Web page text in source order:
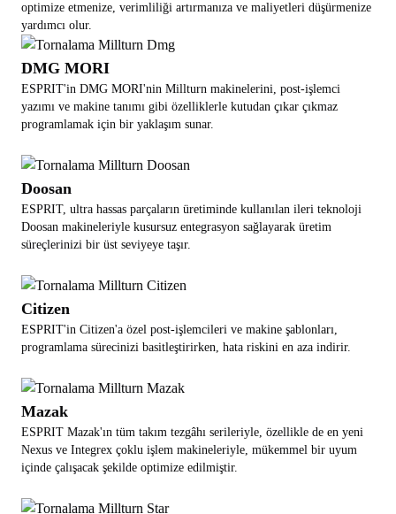
optimize etmenize, verimliliği artırmanıza ve maliyetleri düşürmenize
yardımcı olur.
DMG MORI
ESPRIT'in DMG MORI'nin Millturn makinelerini, post-işlemci
yazımı ve makine tanımı gibi özelliklerle kutudan çıkar çıkmaz
programlamak için bir yaklaşım sunar.
Doosan
ESPRIT, ultra hassas parçaların üretiminde kullanılan ileri teknoloji
Doosan makineleriyle kusursuz entegrasyon sağlayarak üretim
süreçlerinizi bir üst seviyeye taşır.
Citizen
ESPRIT'in Citizen'a özel post-işlemcileri ve makine şablonları,
programlama sürecinizi basitleştirirken, hata riskini en aza indirir.
Mazak
ESPRIT Mazak'ın tüm takım tezgâhı serileriyle, özellikle de en yeni
Nexus ve Integrex çoklu işlem makineleriyle, mükemmel bir uyum
içinde çalışacak şekilde optimize edilmiştir.